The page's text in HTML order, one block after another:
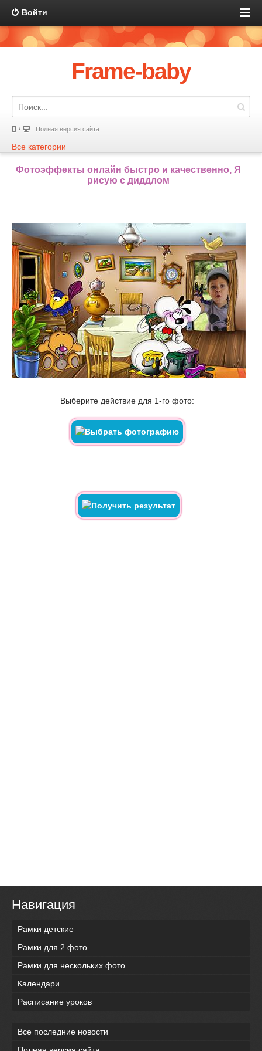
Войти
Frame-baby
Полная версия сайта
Все категории
Фотоэффекты онлайн быстро и качественно, Я
рисую с диддлом
Выберите действие для 1-го фото:
Навигация
Рамки детские
Рамки для 2 фото
Рамки для нескольких фото
Календари
Расписание уроков
Все последние новости